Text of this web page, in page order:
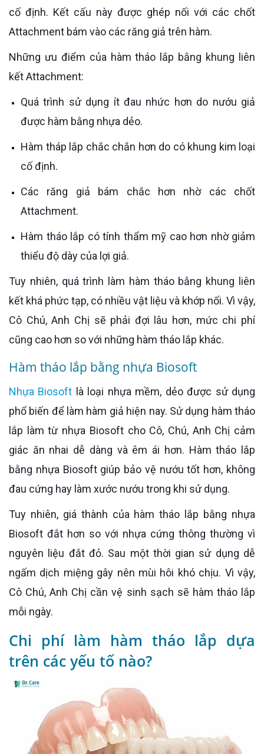
cố định. Kết cấu này được ghép nối với các chốt
Attachment bám vào các răng giả trên hàm.
Những ưu điểm của hàm tháo lắp bằng khung liên
kết Attachment:
Quá trình sử dụng ít đau nhức hơn do nướu giả
được hàm bằng nhựa dẻo.
Hàm tháp lắp chắc chắn hơn do có khung kim loại
cố định.
Các răng giả bám chắc hơn nhờ các chốt
Attachment.
Hàm tháo lắp có tính thẩm mỹ cao hơn nhờ giảm
thiểu độ dày của lợi giả.
Tuy nhiên, quá trình làm hàm tháo bằng khung liên
kết khá phức tạp, có nhiều vật liệu và khớp nối. Vì vậy,
Cô Chú, Anh Chị sẽ phải đợi lâu hơn, mức chi phí
cũng cao hơn so với những hàm tháo lắp khác.
Hàm tháo lắp bằng nhựa Biosoft
Nhựa Biosoft là loại nhựa mềm, dẻo được sử dụng
phổ biến để làm hàm giả hiện nay. Sử dụng hàm tháo
lắp làm từ nhựa Biosoft cho Cô, Chú, Anh Chị cảm
giác ăn nhai dễ dàng và êm ái hơn. Hàm tháo lắp
bằng nhựa Biosoft giúp bảo vệ nướu tốt hơn, không
đau cứng hay làm xước nướu trong khi sử dụng.
Tuy nhiên, giá thành của hàm tháo lắp bằng nhựa
Biosoft đắt hơn so với nhựa cứng thông thường vì
nguyên liệu đắt đỏ. Sau một thời gian sử dụng dễ
ngấm dịch miệng gây nên mùi hôi khó chịu. Vì vậy,
Cô Chú, Anh Chị cần vệ sinh sạch sẽ hàm tháo lắp
mỗi ngày.
Chi phí làm hàm tháo lắp dựa
trên các yếu tố nào?